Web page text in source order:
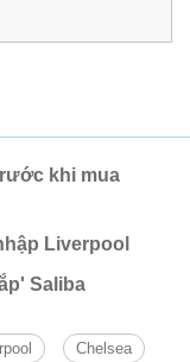
khi mua
Liverpool
Saliba
Chelsea